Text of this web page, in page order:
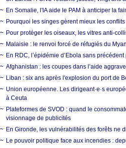
En Somalie, l'IA aide le PAM à anticiper la
Pourquoi les singes gèrent mieux les
Pour protéger les oiseaux, les vitres anti-
Malaisie : le renvoi forcé de réfugiés du
En RDC, l’épidémie d’Ebola sans
Afghanistan : les coupes dans l’aide
Liban : six ans après l'explosion du port de
Union européenne. Les dirigeant·e·s
à Ceuta
Plateformes de SVOD : quand le
visionnage de publicités
En Gironde, les vulnérabilités des forêts ne
Le pouvoir politique face aux incendies :